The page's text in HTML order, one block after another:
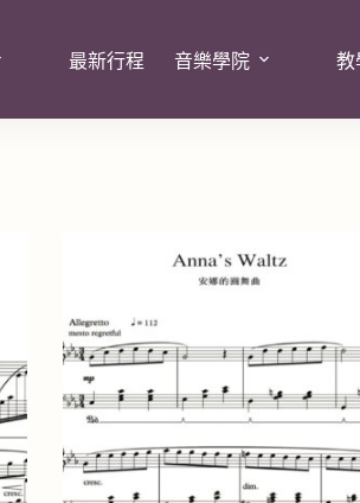
最新行程 音樂學院 教